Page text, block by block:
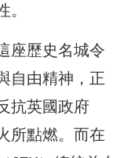
座歷史名城令
自由精神，正
抗英國政府
所點燃。而在